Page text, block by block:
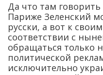
Да что там
Париже Зеленский
русски, а вот к
соответствии с
обращаться только
политической
исключительно